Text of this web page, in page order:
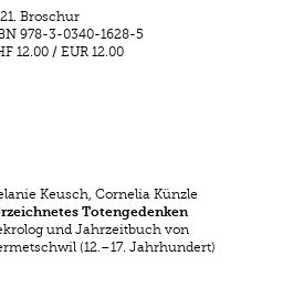
Broschur
978-3-0340-1628-5
12.00 /EUR 12.00
Keusch, Cornelia Künzle
Totengedenken
und Jahrzeitbuch von
(12.–17. Jahrhundert)